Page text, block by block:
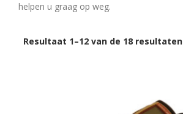
helpen u graag op weg.
Resultaat 1–12 van de 18